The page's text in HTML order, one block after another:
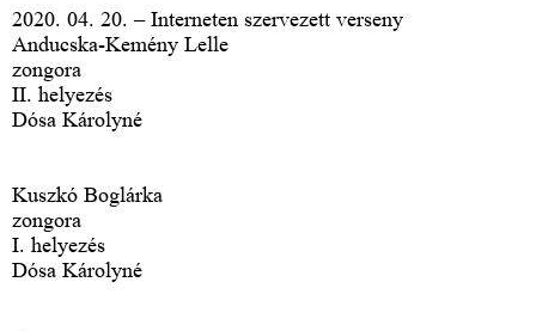
2020. 04. 20. – Interneten szervezett verseny
Anducska-Kemény Lelle
zongora
II. helyezés
Dósa Károlyné
Kuszkó Boglárka
zongora
I. helyezés
Dósa Károlyné